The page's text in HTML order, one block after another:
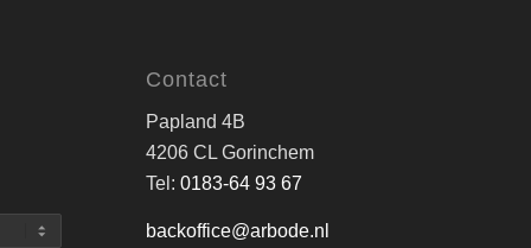
Contact
Papland 4B
4206 CL Gorinchem
Tel:0183-64 93 67
backoffice@arbode.nl